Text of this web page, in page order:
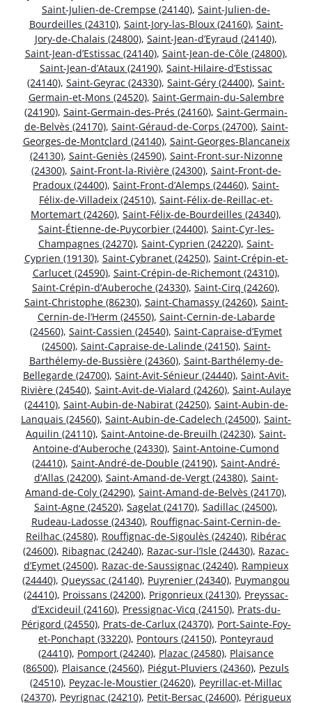
Saint-Julien-de-Crempse (24140), Saint-Julien-de-
Bourdeilles (24310), Saint-Jory-las-Bloux (24160), Saint-
Jory-de-Chalais (24800), Saint-Jean-d’Eyraud (24140),
Saint-Jean-d’Estissac (24140), Saint-Jean-de-Côle (24800),
Saint-Jean-d’Ataux (24190), Saint-Hilaire-d’Estissac
(24140), Saint-Geyrac (24330), Saint-Géry (24400), Saint-
Germain-et-Mons (24520), Saint-Germain-du-Salembre
(24190), Saint-Germain-des-Prés (24160), Saint-Germain-
de-Belvès (24170), Saint-Géraud-de-Corps (24700), Saint-
Georges-de-Montclard (24140), Saint-Georges-Blancaneix
(24130), Saint-Geniès (24590), Saint-Front-sur-Nizonne
(24300), Saint-Front-la-Rivière (24300), Saint-Front-de-
Pradoux (24400), Saint-Front-d’Alemps (24460), Saint-
Félix-de-Villadeix (24510), Saint-Félix-de-Reillac-et-
Mortemart (24260), Saint-Félix-de-Bourdeilles (24340),
Saint-Étienne-de-Puycorbier (24400), Saint-Cyr-les-
Champagnes (24270), Saint-Cyprien (24220), Saint-
Cyprien (19130), Saint-Cybranet (24250), Saint-Crépin-et-
Carlucet (24590), Saint-Crépin-de-Richemont (24310),
Saint-Crépin-d’Auberoche (24330), Saint-Cirq (24260),
Saint-Christophe (86230), Saint-Chamassy (24260), Saint-
Cernin-de-l’Herm (24550), Saint-Cernin-de-Labarde
(24560), Saint-Cassien (24540), Saint-Capraise-d’Eymet
(24500), Saint-Capraise-de-Lalinde (24150), Saint-
Barthélemy-de-Bussière (24360), Saint-Barthélemy-de-
Bellegarde (24700), Saint-Avit-Sénieur (24440), Saint-Avit-
Rivière (24540), Saint-Avit-de-Vialard (24260), Saint-Aulaye
(24410), Saint-Aubin-de-Nabirat (24250), Saint-Aubin-de-
Lanquais (24560), Saint-Aubin-de-Cadelech (24500), Saint-
Aquilin (24110), Saint-Antoine-de-Breuilh (24230), Saint-
Antoine-d’Auberoche (24330), Saint-Antoine-Cumond
(24410), Saint-André-de-Double (24190), Saint-André-
d’Allas (24200), Saint-Amand-de-Vergt (24380), Saint-
Amand-de-Coly (24290), Saint-Amand-de-Belvès (24170),
Saint-Agne (24520), Sagelat (24170), Sadillac (24500),
Rudeau-Ladosse (24340), Rouffignac-Saint-Cernin-de-
Reilhac (24580), Rouffignac-de-Sigoulès (24240), Ribérac
(24600), Ribagnac (24240), Razac-sur-l’Isle (24430), Razac-
d’Eymet (24500), Razac-de-Saussignac (24240), Rampieux
(24440), Queyssac (24140), Puyrenier (24340), Puymangou
(24410), Proissans (24200), Prigonrieux (24130), Preyssac-
d’Excideuil (24160), Pressignac-Vicq (24150), Prats-du-
Périgord (24550), Prats-de-Carlux (24370), Port-Sainte-Foy-
et-Ponchapt (33220), Pontours (24150), Ponteyraud
(24410), Pomport (24240), Plazac (24580), Plaisance
(86500), Plaisance (24560), Piégut-Pluviers (24360), Pezuls
(24510), Peyzac-le-Moustier (24620), Peyrillac-et-Millac
(24370), Peyrignac (24210), Petit-Bersac (24600), Périgueux